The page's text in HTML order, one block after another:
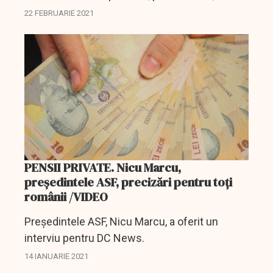
majorare a contribuțiilor la Pilonul II de pensii
22 FEBRUARIE 2021
PENSII PRIVATE. Nicu Marcu,
președintele ASF, precizări pentru toți
românii /VIDEO
Președintele ASF, Nicu Marcu, a oferit un
interviu pentru DC News.
14 IANUARIE 2021